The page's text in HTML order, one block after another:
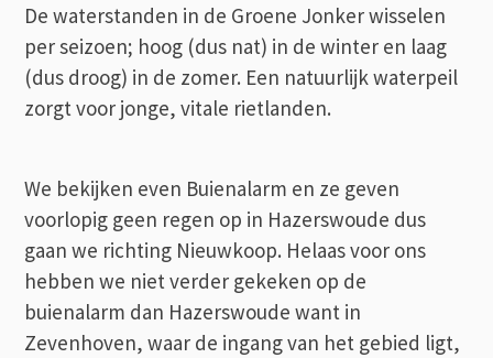
De waterstanden in de Groene Jonker wisselen
per seizoen; hoog (dus nat) in de winter en laag
(dus droog) in de zomer. Een natuurlijk waterpeil
zorgt voor jonge, vitale rietlanden.
We bekijken even Buienalarm en ze geven
voorlopig geen regen op in Hazerswoude dus
gaan we richting Nieuwkoop. Helaas voor ons
hebben we niet verder gekeken op de
buienalarm dan Hazerswoude want in
Zevenhoven, waar de ingang van het gebied ligt,